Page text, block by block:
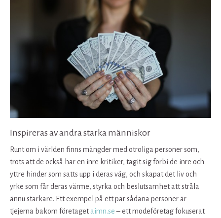
Inspireras av andra starka människor
Runt om i världen finns mängder med otroliga personer som,
trots att de också har en inre kritiker, tagit sig förbi de inre och
yttre hinder som satts upp i deras väg, och skapat det liv och
yrke som får deras värme, styrka och beslutsamhet att stråla
ännu starkare. Ett exempel på ett par sådana personer är
tjejerna bakom företagetaimn.se– ett modeföretag fokuserat